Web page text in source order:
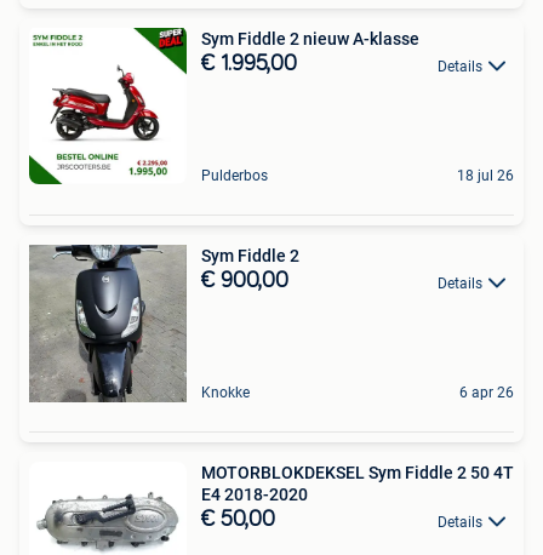
Sym Fiddle 2 nieuw A-klasse
€ 1.995,00 Details
Pulderbos 18 jul 26
Sym Fiddle 2
€ 900,00 Details
Knokke 6 apr 26
MOTORBLOKDEKSEL Sym Fiddle 2 50 4T
E4 2018-2020
€ 50,00 Details